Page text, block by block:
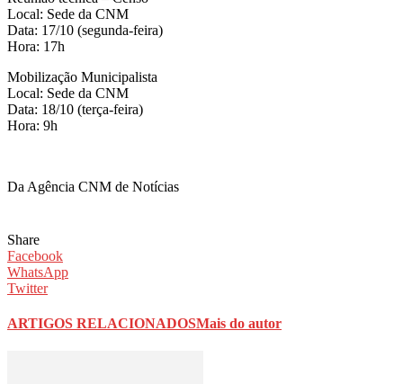
Local: Sede da CNM
Data: 17/10 (segunda-feira)
Hora: 17h
Mobilização Municipalista
Local: Sede da CNM
Data: 18/10 (terça-feira)
Hora: 9h
Da Agência CNM de Notícias
Share
Facebook
WhatsApp
Twitter
ARTIGOS RELACIONADOSMais do autor